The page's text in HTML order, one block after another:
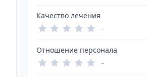
Качество лечения
–
Отношение персонала
–